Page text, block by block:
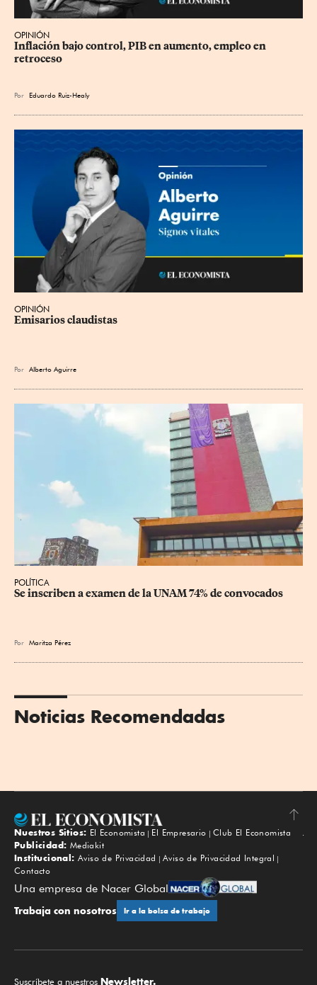
OPINIÓN
Inflación bajo control, PIB en aumento, empleo en
retroceso
Por Eduardo Ruiz-Healy
OPINIÓN
Emisarios claudistas
Por Alberto Aguirre
POLÍTICA
Se inscriben a examen de la UNAM 74% de convocados
Por Maritza Pérez
Noticias Recomendadas
Subir
Nuestros Sitios: El Economista El Empresario
Club El Economista
Publicidad: Mediakit
Institucional: Aviso de Privacidad
Aviso de Privacidad Integral
Contacto
Una empresa de Nacer Global
Trabaja con nosotros Ir a la bolsa de trabajo
Suscríbete a nuestros Newsletter.